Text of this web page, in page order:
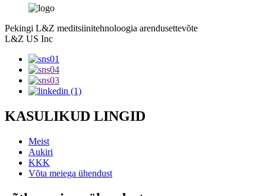
Pekingi L&Z meditsiinitehnoloogia arendusettevõte
L&Z US Inc
KASULIKUD LINGID
Meist
Aukiri
KKK
Võta meiega ühendust